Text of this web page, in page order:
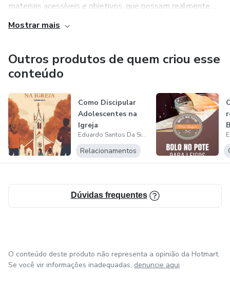
materiais acessíveis e objetivos, que possam realmente ...
Mostrar mais
Outros produtos de quem criou esse
conteúdo
Como Discipular
Adolescentes na
Igreja
Eduardo Santos Da Silva
Relacionamentos
Dúvidas frequentes
O conteúdo deste produto não representa a opinião da Hotmart.
Se você vir informações inadequadas, denuncie aqui